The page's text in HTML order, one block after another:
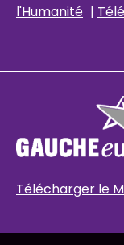
l'Humanité |
Télécharger le